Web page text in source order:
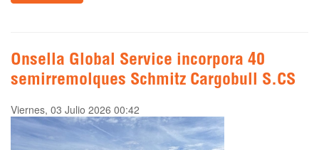
Onsella Global Service incorpora 40
semirremolques Schmitz Cargobull S.CS
Viernes, 03 Julio 2026 00:42